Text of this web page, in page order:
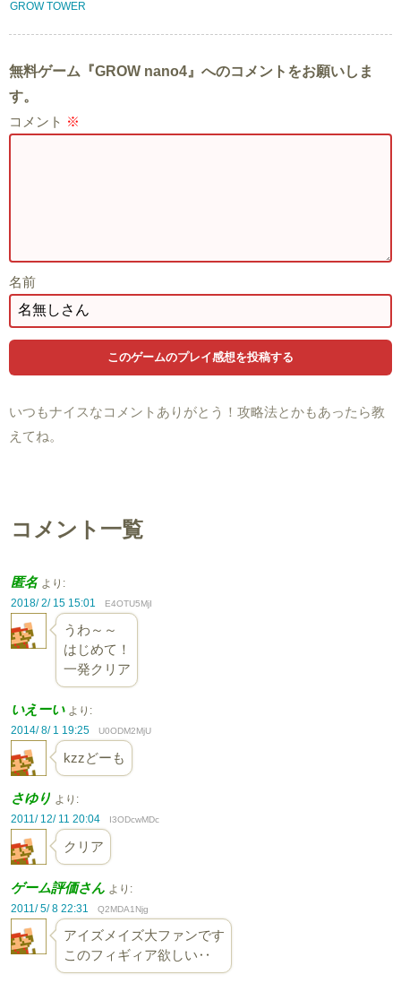
GROW TOWER
無料ゲーム『GROW nano4』へのコメントをお願いしま
す。
コメント ※
名前
いつもナイスなコメントありがとう！攻略法とかもあったら教
えてね。
コメント一覧
匿名 より:
2018/ 2/ 15 15:01
E4OTU5MjI
うわ～～
はじめて！
一発クリア
いえーい より:
2014/ 8/ 1 19:25
U0ODM2MjU
kzzどーも
さゆり より:
2011/ 12/ 11 20:04
I3ODcwMDc
クリア
ゲーム評価さん より:
2011/ 5/ 8 22:31
Q2MDA1Njg
アイズメイズ大ファンです
このフィギィア欲しい‥